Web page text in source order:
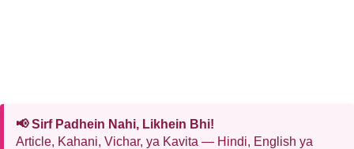
📢 Sirf Padhein Nahi, Likhein Bhi!
Article, Kahani, Vichar, ya Kavita — Hindi, English ya